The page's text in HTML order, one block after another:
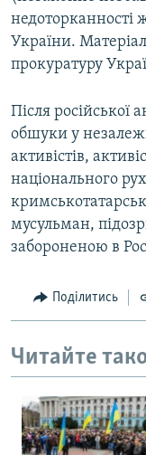
недоторканності
України.
прокуратуру
Після російської
обшуки у
активістів,
національного
мусульман,
забороненою в
Поділитись
Читайте